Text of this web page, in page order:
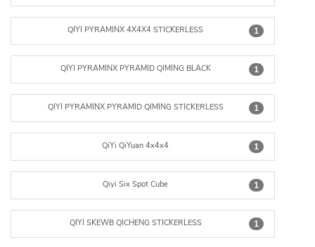
1
QIYI PYRAMINX 4X4X4 STICKERLESS
1
QIYI PYRAMINX PYRAMID QIMING BLACK
1
QIYI PYRAMINX PYRAMID QIMING STICKERLESS
1
QiYi QiYuan 4x4x4
1
Qiyi Six Spot Cube
1
QIYI SKEWB QICHENG STICKERLESS